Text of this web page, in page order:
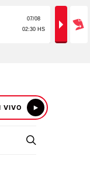
VIVO